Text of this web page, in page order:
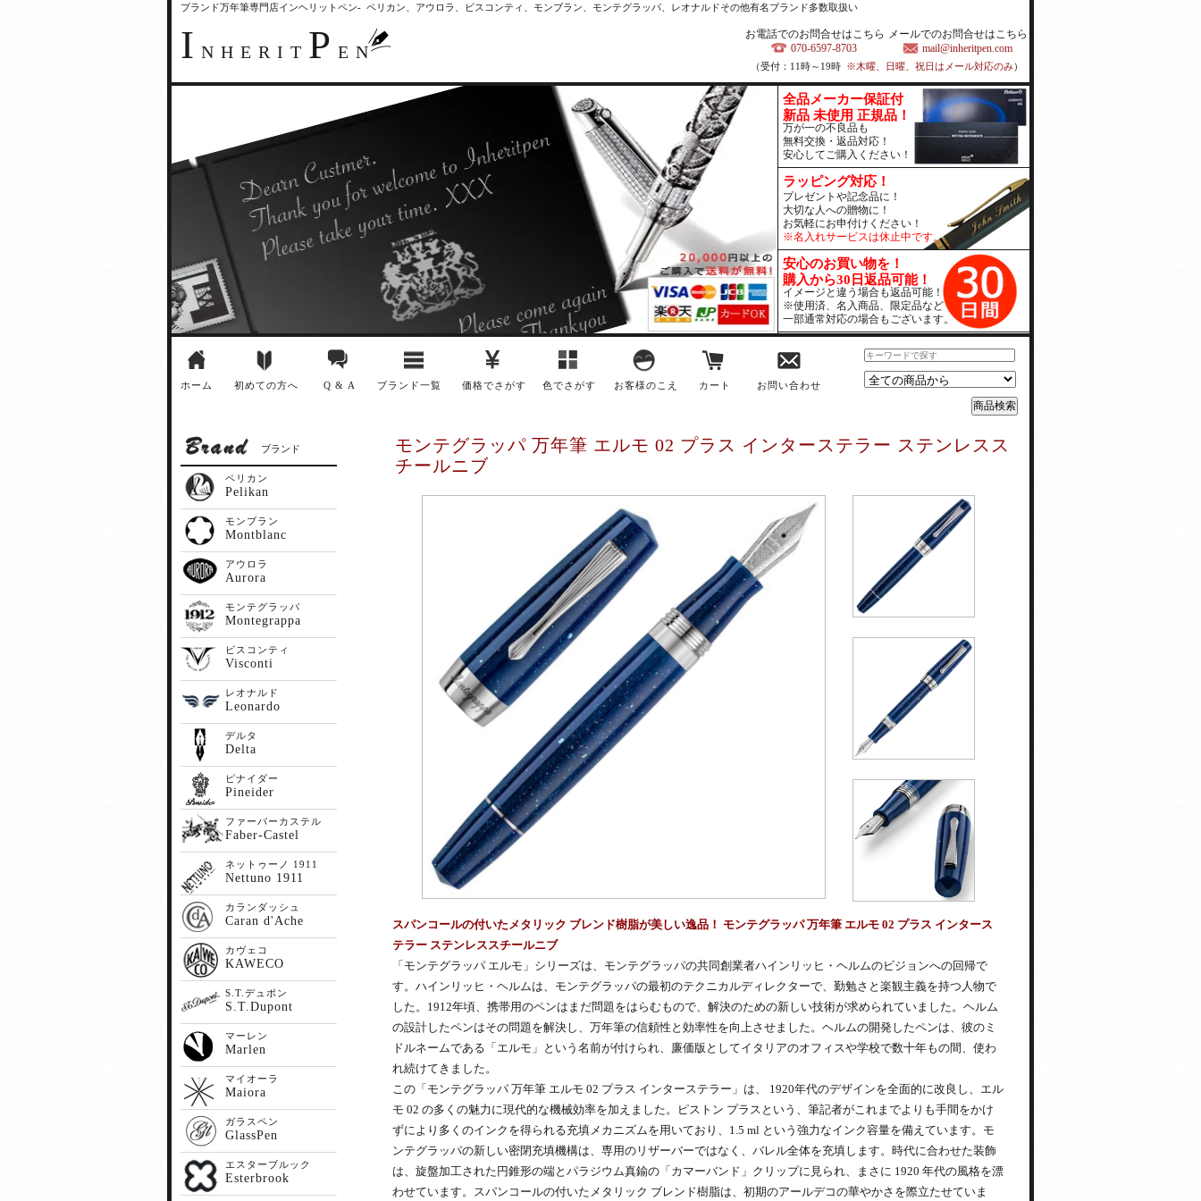
ブランド万年筆専門店インヘリットペン- ペリカン、アウロラ、ビスコンティ、モンブラン、モンテグラッパ、レオナルドその他有名ブランド多数取扱い
I NHERIT P EN
お電話でのお問合せはこちら
070-6597-8703
メールでのお問合せはこちら
mail@inheritpen.com
（受付：11時～19時 ※木曜、日曜、祝日はメール対応のみ）
全品メーカー保証付
新品 未使用 正規品！
万が一の不良品も
無料交換・返品対応！
安心してご購入ください！
ラッピング対応！
プレゼントや記念品に！
大切な人への贈物に！
お気軽にお申付けください！
※名入れサービスは休止中です。
安心のお買い物を！
購入から30日返品可能！
イメージと違う場合も返品可能！
※使用済、名入商品、限定品など
一部通常対応の場合もございます。
ホーム 初めての方へ Q & A ブランド一覧 価格でさがす 色でさがす お客様のこえ カート お問い合わせ
モンテグラッパ 万年筆 エルモ 02 プラス インターステラー ステンレスス
チールニブ
スパンコールの付いたメタリック ブレンド樹脂が美しい逸品！ モンテグラッパ 万年筆 エルモ 02 プラス インタース
テラー ステンレススチールニブ
「モンテグラッパ エルモ」シリーズは、モンテグラッパの共同創業者ハインリッヒ・ヘルムのビジョンへの回帰で
す。ハインリッヒ・ヘルムは、モンテグラッパの最初のテクニカルディレクターで、勤勉さと楽観主義を持つ人物で
した。1912年頃、携帯用のペンはまだ問題をはらむもので、解決のための新しい技術が求められていました。ヘルム
の設計したペンはその問題を解決し、万年筆の信頼性と効率性を向上させました。ヘルムの開発したペンは、彼のミ
ドルネームである「エルモ」という名前が付けられ、廉価版としてイタリアのオフィスや学校で数十年もの間、使わ
れ続けてきました。
この「モンテグラッパ 万年筆 エルモ 02 プラス インターステラー」は、 1920年代のデザインを全面的に改良し、エル
モ 02 の多くの魅力に現代的な機械効率を加えました。ピストン プラスという、筆記者がこれまでよりも手間をかけ
ずにより多くのインクを得られる充填メカニズムを用いており、1.5 ml という強力なインク容量を備えています。モ
ンテグラッパの新しい密閉充填機構は、専用のリザーバーではなく、バレル全体を充填します。時代に合わせた装飾
は、旋盤加工された円錐形の端とパラジウム真鍮の「カマーバンド」クリップに見られ、まさに 1920 年代の風格を漂
わせています。スパンコールの付いたメタリック ブレンド樹脂は、初期のアールデコの華やかさを際立たせていま
ブランド
ペリカン
Pelikan
モンブラン
Montblanc
アウロラ
Aurora
モンテグラッパ
Montegrappa
ビスコンティ
Visconti
レオナルド
Leonardo
デルタ
Delta
ピナイダー
Pineider
ファーバーカステル
Faber-Castel
ネットゥーノ 1911
Nettuno 1911
カランダッシュ
Caran d'Ache
カヴェコ
KAWECO
S.T.デュポン
S.T.Dupont
マーレン
Marlen
マイオーラ
Maiora
ガラスペン
GlassPen
エスターブルック
Esterbrook